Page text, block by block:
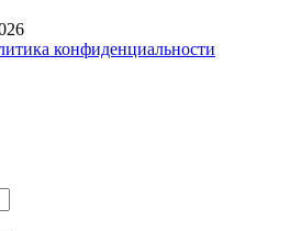
конфиденциальности